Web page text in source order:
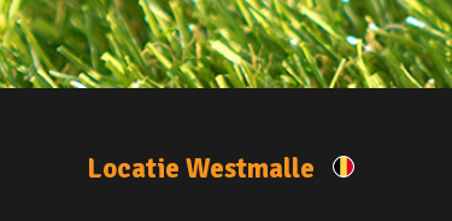
Locatie Westmalle